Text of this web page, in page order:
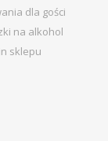
dla gości
na alkohol
sklepu